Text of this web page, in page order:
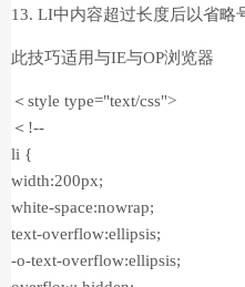
13. LI中内容超过长度后以省略
此技巧适用与IE与OP浏览器
＜style type="text/css">
＜!--
li {
width:200px;
white-space:nowrap;
text-overflow:ellipsis;
-o-text-overflow:ellipsis;